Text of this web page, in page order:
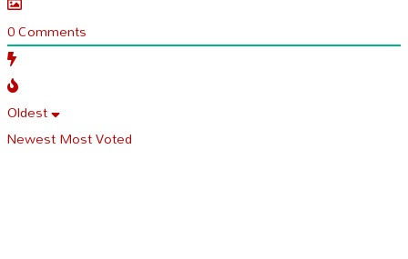
0Comments
Oldest
NewestMost Voted